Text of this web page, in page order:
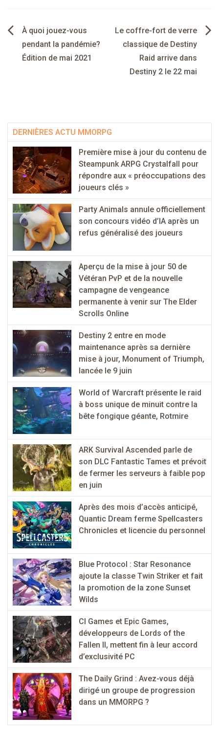
Navigation
de
l’article
À quoi jouez-vous
pendant la pandémie?
Édition de mai 2021
Le coffre-fort de verre
classique de Destiny
Raid arrive dans
Destiny 2 le 22 mai
DERNIÈRES ACTU MMORPG
Première mise à jour du contenu de
Steampunk ARPG Crystalfall pour
répondre aux « préoccupations des
joueurs clés »
Party Animals annule officiellement
son concours vidéo d’IA après un
refus généralisé des joueurs
Aperçu de la mise à jour 50 de
Vétéran PvP et de la nouvelle
campagne de vengeance
permanente à venir sur The Elder
Scrolls Online
Destiny 2 entre en mode
maintenance après sa dernière
mise à jour, Monument of Triumph,
lancée le 9 juin
World of Warcraft présente le raid
à boss unique de minuit contre la
bête fongique géante, Rotmire
ARK Survival Ascended parle de
son DLC Fantastic Tames et prévoit
de fermer les serveurs à faible pop
en juin
Après des mois d’accès anticipé,
Quantic Dream ferme Spellcasters
Chronicles et licencie du personnel
Blue Protocol : Star Resonance
ajoute la classe Twin Striker et fait
la promotion de la zone Sunset
Wilds
CI Games et Epic Games,
développeurs de Lords of the
Fallen II, mettent fin à leur accord
d’exclusivité PC
The Daily Grind : Avez-vous déjà
dirigé un groupe de progression
dans un MMORPG ?